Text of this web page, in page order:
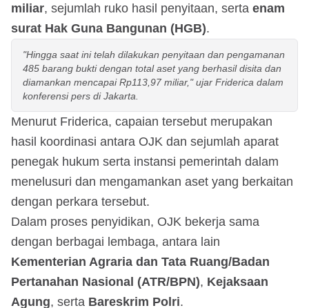
miliar, sejumlah ruko hasil penyitaan, serta enam
surat Hak Guna Bangunan (HGB).
"Hingga saat ini telah dilakukan penyitaan dan pengamanan
485 barang bukti dengan total aset yang berhasil disita dan
diamankan mencapai Rp113,97 miliar," ujar Friderica dalam
konferensi pers di Jakarta.
Menurut Friderica, capaian tersebut merupakan
hasil koordinasi antara OJK dan sejumlah aparat
penegak hukum serta instansi pemerintah dalam
menelusuri dan mengamankan aset yang berkaitan
dengan perkara tersebut.
Dalam proses penyidikan, OJK bekerja sama
dengan berbagai lembaga, antara lain
Kementerian Agraria dan Tata Ruang/Badan
Pertanahan Nasional (ATR/BPN), Kejaksaan
Agung, serta Bareskrim Polri.